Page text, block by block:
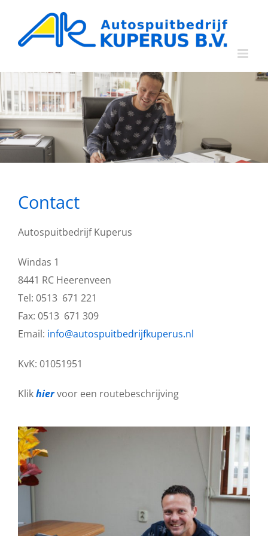
inhoud
Contact
Autospuitbedrijf Kuperus
Windas 1
8441 RC Heerenveen
Tel: 0513 671 221
Fax: 0513 671 309
Email: info@autospuitbedrijfkuperus.nl
KvK: 01051951
Klikhiervoor een routebeschrijving